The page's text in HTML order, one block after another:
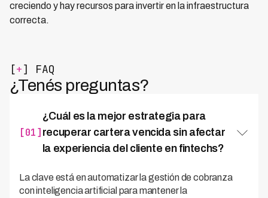
creciendo y hay recursos para invertir en la infraestructura
correcta.
[+] FAQ
¿Tenés preguntas?
[01]
¿Cuál es la mejor estrategia para
recuperar cartera vencida sin afectar
la experiencia del cliente en fintechs?
La clave está en automatizar la gestión de cobranza
con inteligencia artificial para mantener la